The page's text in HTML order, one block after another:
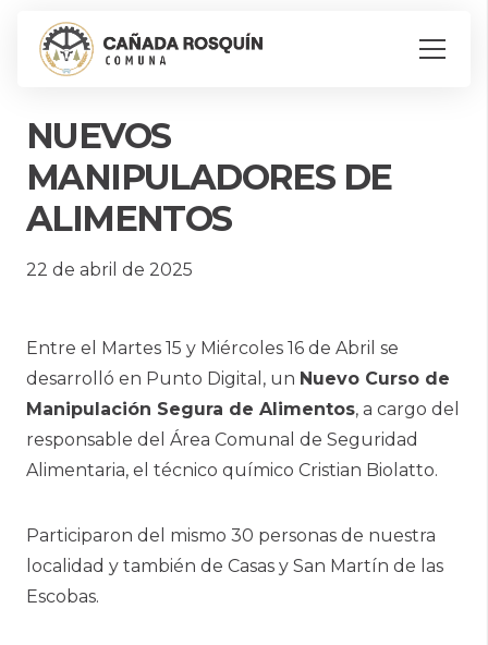
NUEVOS
MANIPULADORES DE
ALIMENTOS
22 de abril de 2025
Entre el Martes 15 y Miércoles 16 de Abril se
desarrolló en Punto Digital, un Nuevo Curso de
Manipulación Segura de Alimentos, a cargo del
responsable del Área Comunal de Seguridad
Alimentaria, el técnico químico Cristian Biolatto.
Participaron del mismo 30 personas de nuestra
localidad y también de Casas y San Martín de las
Escobas.